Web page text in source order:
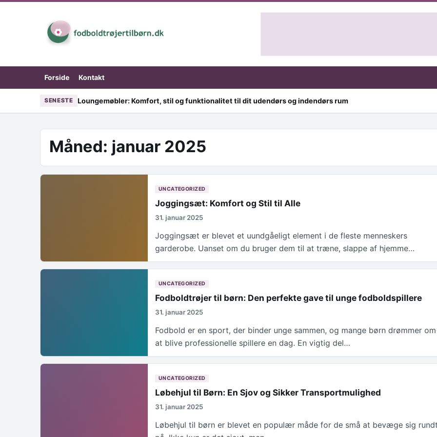
Forside Kontakt
SENESTE Loungemøbler: Komfort, stil og funktionalitet til dit udendørs og indendørs rum
Måned: januar 2025
UNCATEGORIZED
Joggingsæt: Komfort og Stil til Alle
31. januar 2025
Joggingsæt er blevet et uundgåeligt element i de fleste menneskers
garderobe. Uanset om du bruger dem til at træne, slappe af hjemme…
UNCATEGORIZED
Fodboldtrøjer til børn: Den perfekte gave til unge fodboldspillere
31. januar 2025
Fodbold er en sport, der binder unge sammen, og mange børn drømmer om
at blive professionelle spillere en dag. En vigtig del…
UNCATEGORIZED
Løbehjul til Børn: En Sjov og Sikker Transportmulighed
31. januar 2025
Løbehjul til børn er blevet en populær måde for de små at bevæge sig